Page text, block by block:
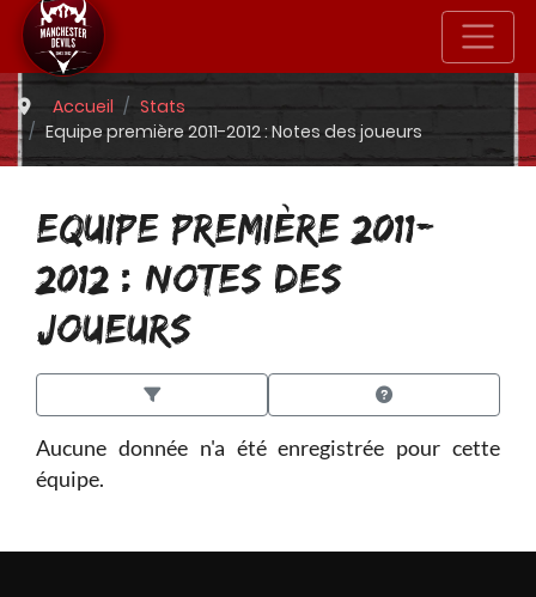
Accueil
Stats
Equipe première 2011-2012 : Notes des joueurs
EQUIPE PREMIÈRE 2011-
2012 : NOTES DES
JOUEURS
Aucune donnée n'a été enregistrée pour cette
équipe.